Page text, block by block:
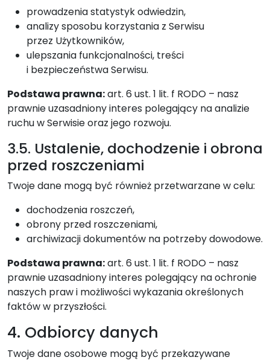
prowadzenia statystyk odwiedzin,
analizy sposobu korzystania z Serwisu
przez Użytkowników,
ulepszania funkcjonalności, treści
i bezpieczeństwa Serwisu.
Podstawa prawna:art. 6 ust. 1 lit. f RODO – nasz
prawnie uzasadniony interes polegający na analizie
ruchu w Serwisie oraz jego rozwoju.
3.5. Ustalenie, dochodzenie i obrona
przed roszczeniami
Twoje dane mogą być również przetwarzane w celu:
dochodzenia roszczeń,
obrony przed roszczeniami,
archiwizacji dokumentów na potrzeby dowodowe.
Podstawa prawna:art. 6 ust. 1 lit. f RODO – nasz
prawnie uzasadniony interes polegający na ochronie
naszych praw i możliwości wykazania określonych
faktów w przyszłości.
4. Odbiorcy danych
Twoje dane osobowe mogą być przekazywane